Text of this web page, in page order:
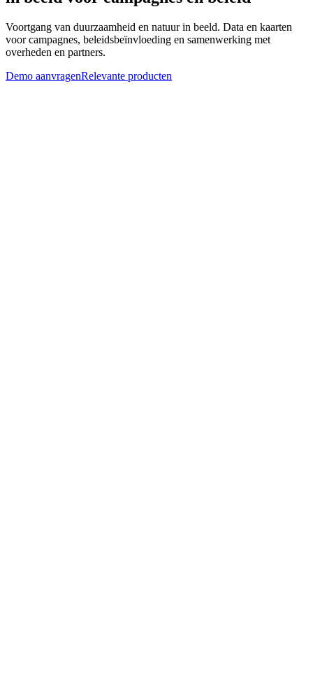
Voortgang van duurzaamheid en natuur in beeld. Data en kaarten
voor campagnes, beleidsbeïnvloeding en samenwerking met
overheden en partners.
Demo aanvragenRelevante producten